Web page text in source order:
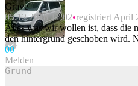
Grave
05.12.2018 17:02 registriert April
Alles was wir wollen ist, dass die
den hintergrund geschoben wird.
00
Melden